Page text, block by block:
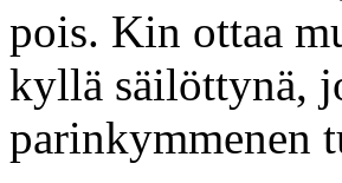
pois. Kin ottaa
kyllä säilöttynä,
parinkymmenen